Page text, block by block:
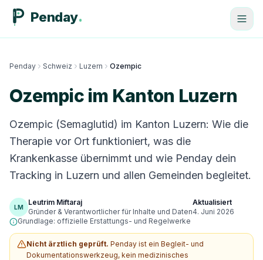
Penday
Penday Schweiz Luzern Ozempic
Ozempic im Kanton Luzern
Ozempic (Semaglutid) im Kanton Luzern: Wie die
Therapie vor Ort funktioniert, was die
Krankenkasse übernimmt und wie Penday dein
Tracking in Luzern und allen Gemeinden begleitet.
LM
Leutrim Miftaraj
Gründer & Verantwortlicher für Inhalte und Daten
Aktualisiert
4. Juni 2026
Grundlage: offizielle Erstattungs- und Regelwerke
Nicht ärztlich geprüft. Penday ist ein Begleit- und
Dokumentationswerkzeug, kein medizinisches